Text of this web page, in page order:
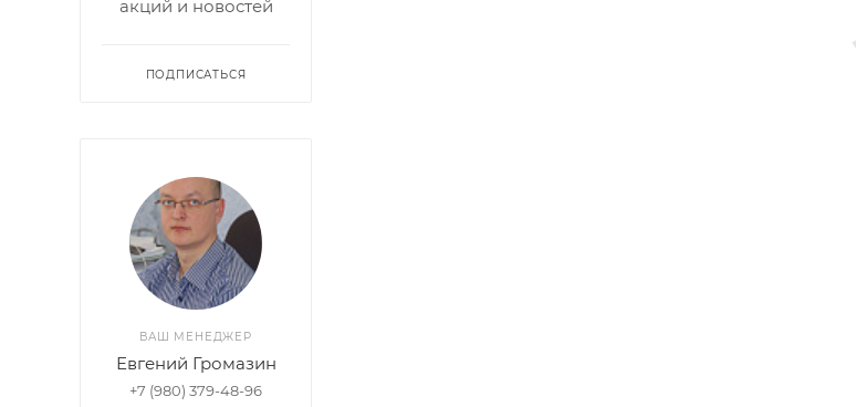
акций и новостей
ПОДПИСАТЬСЯ
ВАШ МЕНЕДЖЕР
Евгений Громазин
+7 (980) 379-48-96